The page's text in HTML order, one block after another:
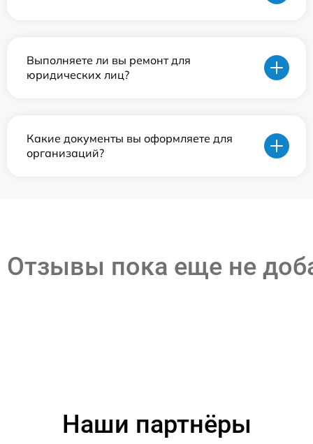
Выполняете ли вы ремонт для
юридических лиц?
Какие документы вы оформляете для
организаций?
Отзывы пока еще не
Наши партнёры